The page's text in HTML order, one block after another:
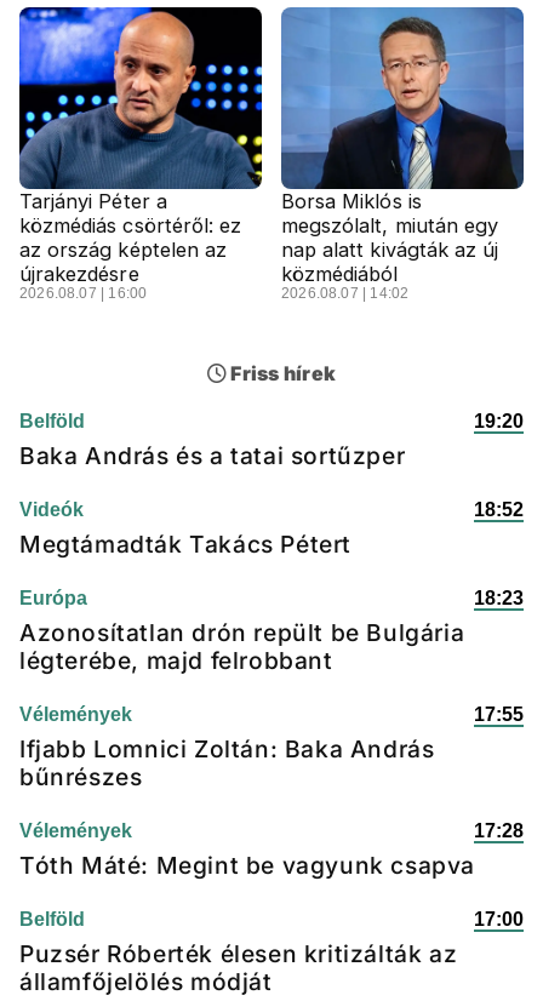
Tarjányi Péter a
közmédiás csörtéről: ez
az ország képtelen az
újrakezdésre
2026.08.07 | 16:00
Borsa Miklós is
megszólalt, miután egy
nap alatt kivágták az új
közmédiából
2026.08.07 | 14:02
Friss hírek
Belföld 19:20
Baka András és a tatai sortűzper
Videók 18:52
Megtámadták Takács Pétert
Európa 18:23
Azonosítatlan drón repült be Bulgária
légterébe, majd felrobbant
Vélemények 17:55
Ifjabb Lomnici Zoltán: Baka András
bűnrészes
Vélemények 17:28
Tóth Máté: Megint be vagyunk csapva
Belföld 17:00
Puzsér Róberték élesen kritizálták az
államfőjelölés módját